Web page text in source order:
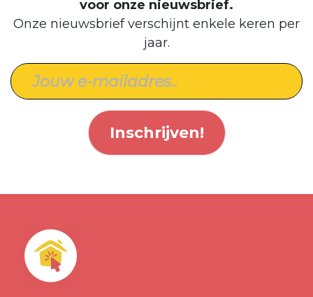
voor onze nieuwsbrief.
Onze nieuwsbrief verschijnt enkele keren per
jaar.
Inschrijven!